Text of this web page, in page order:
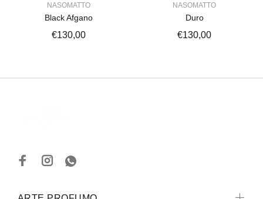
NASOMATTO
Black Afgano
€130,00
NASOMATTO
Duro
€130,00